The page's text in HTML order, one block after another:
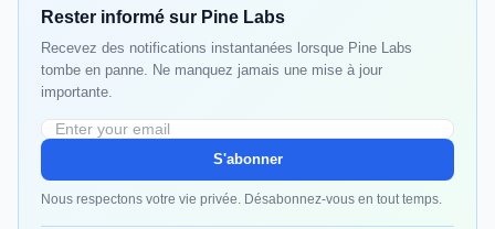
Rester informé sur Pine Labs
Recevez des notifications instantanées lorsque Pine Labs
tombe en panne. Ne manquez jamais une mise à jour
importante.
S'abonner
Nous respectons votre vie privée. Désabonnez-vous en tout temps.